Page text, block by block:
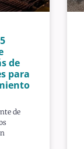
de
para
de